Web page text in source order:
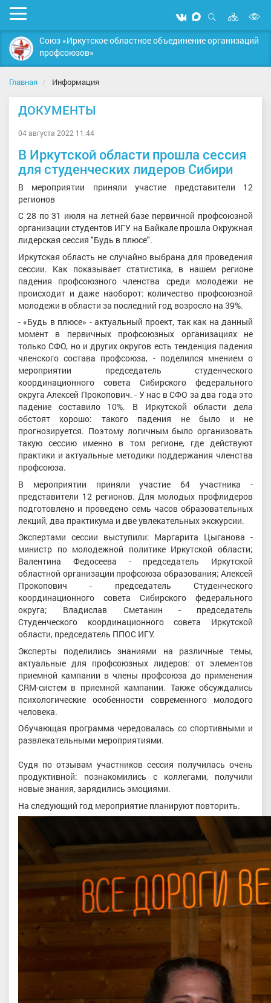
Мобильное
меню
Мы
вконтакте
Мы
в
MAX
Открыть
поиск
Карта
сайта
Союз «Иркутское областное объединение организаций
профсоюзов»
Главная Информация
ДОКУМЕНТЫ
04 августа 2022 11:44
В Иркутской области прошла сессия
для студенческих лидеров Сибири
В мероприятии приняли участие представители 12
регионов
С 28 по 31 июля на летней базе первичной профсоюзной
организации студентов ИГУ на Байкале прошла Окружная
лидерская сессия "Будь в плюсе".
Иркутская область не случайно выбрана для проведения
сессии. Как показывает статистика, в нашем регионе
падения профсоюзного членства среди молодежи не
происходит и даже наоборот: количество профсоюзной
молодежи в области за последний год возросло на 39%.
- «Будь в плюсе» - актуальный проект, так как на данный
момент в первичных профсоюзных организациях не
только СФО, но и других округов есть тенденция падения
членского состава профсоюза, - поделился мнением о
мероприятии председатель студенческого
координационного совета Сибирского федерального
округа Алексей Прокопович. - У нас в СФО за два года это
падение составило 10%. В Иркутской области дела
обстоят хорошо: такого падения не было и не
прогнозируется. Поэтому логичным было организовать
такую сессию именно в том регионе, где действуют
практики и актуальные методики поддержания членства
профсоюза.
В мероприятии приняли участие 64 участника -
представители 12 регионов. Для молодых профлидеров
подготовлено и проведено семь часов образовательных
лекций, два практикума и две увлекательных экскурсии.
Экспертами сессии выступили: Маргарита Цыганова -
министр по молодежной политике Иркутской области;
Валентина Федосеева - председатель Иркутской
областной организации профсоюза образования; Алексей
Прокопович - председатель Студенческого
координационного совета Сибирского федерального
округа; Владислав Сметанин - председатель
Студенческого координационного совета Иркутской
области, председатель ППОС ИГУ.
Эксперты поделились знаниями на различные темы,
актуальные для профсоюзных лидеров: от элементов
приемной кампании в члены профсоюза до применения
CRM-систем в приемной кампании. Также обсуждались
психологические особенности современного молодого
человека.
Обучающая программа чередовалась со спортивными и
развлекательными мероприятиями.
Судя по отзывам участников сессия получилась очень
продуктивной: познакомились с коллегами, получили
новые знания, зарядились эмоциями.
На следующий год мероприятие планируют повторить.